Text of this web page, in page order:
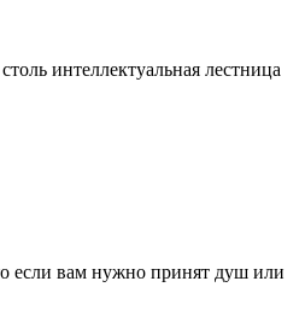
интеллектуальная лестница
если вам нужно принят душ или